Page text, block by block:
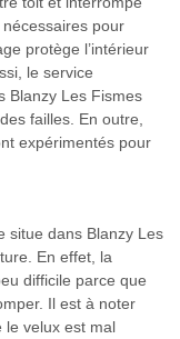
pour
protège l’intérieur
le service
Blanzy Les Fismes
failles. En outre,
expérimentés pour
situe dans Blanzy Les
En effet, la
difficile parce que
Il est à noter
le velux est mal